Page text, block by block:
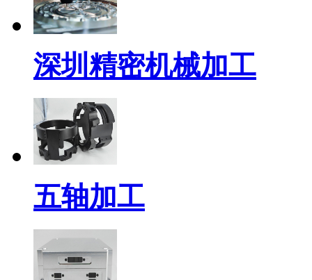
深圳精密机械加工
五轴加工